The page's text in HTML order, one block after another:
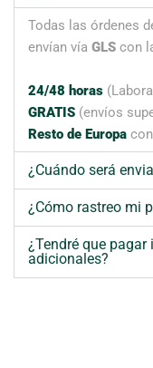
Todas las órdenes
envían vía GLS con
24/48 horas
GRATIS (envíos
Resto de Europa
¿Cuándo será
¿Cómo rastreo mi
¿Tendré que
adicionales?